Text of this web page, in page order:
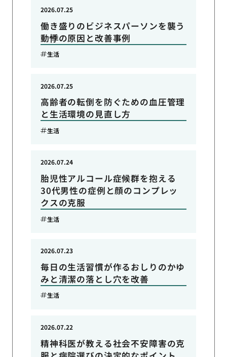
働き盛りのビジネスパーソンを襲う
動悸の原因と改善事例
2026.07.25
生活
高齢者の転倒を防ぐための血圧管理
と生活環境の見直し方
2026.07.25
生活
胎児性アルコール症候群を抱える
30代男性の症例と顔のコンプレッ
クスの克服
2026.07.24
生活
毎日の生活習慣が作るおしりのかゆ
みと清潔の落とし穴を改善
2026.07.23
生活
精神科医が教える社会不安障害の克
2026.07.22